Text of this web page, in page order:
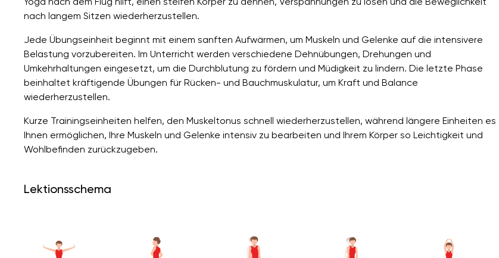
nach langem Sitzen wiederherzustellen.
Jede Übungseinheit beginnt mit einem sanften Aufwärmen, um Muskeln und Gelenke auf die intensivere
Belastung vorzubereiten. Im Unterricht werden verschiedene Dehnübungen, Drehungen und
Umkehrhaltungen eingesetzt, um die Durchblutung zu fördern und Müdigkeit zu lindern. Die letzte Phase
beinhaltet kräftigende Übungen für Rücken- und Bauchmuskulatur, um Kraft und Balance
wiederherzustellen.
Kurze Trainingseinheiten helfen, den Muskeltonus schnell wiederherzustellen, während längere Einheiten es
Ihnen ermöglichen, Ihre Muskeln und Gelenke intensiv zu bearbeiten und Ihrem Körper so Leichtigkeit und
Wohlbefinden zurückzugeben.
Lektionsschema